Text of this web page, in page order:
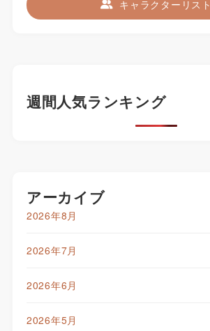
キャラクターリスト
週間人気ランキング
アーカイブ
2026年8月
2026年7月
2026年6月
2026年5月